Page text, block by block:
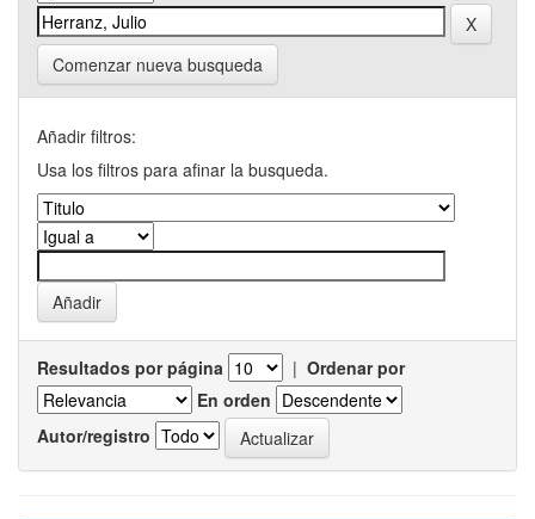
Comenzar nueva busqueda
Añadir filtros:
Usa los filtros para afinar la busqueda.
Resultados por página | Ordenar por
En orden
Autor/registro